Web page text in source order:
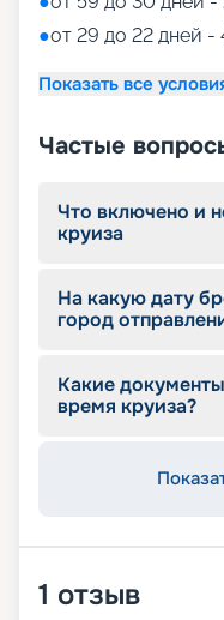
интерьеров. Вас
того чтобы
●от 29 до 22 дней -
Показать все
Частые
Что включено и
круиза
На какую дату
город
Какие
время круиза?
1 отзыв